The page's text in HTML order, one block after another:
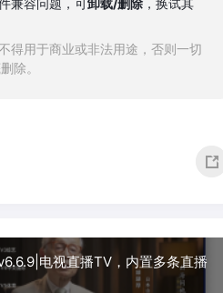
不得用于商业或非法用途，否则一切
除。
电视直播TV，内置多条直播